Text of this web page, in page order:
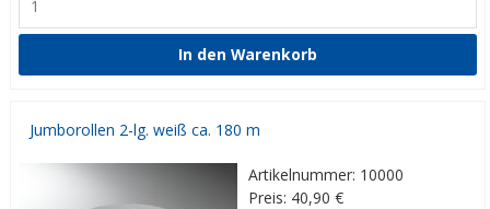
Jumborollen 2-lg. weiß ca. 180 m
Artikelnummer: 10000
Preis: 40,90 €